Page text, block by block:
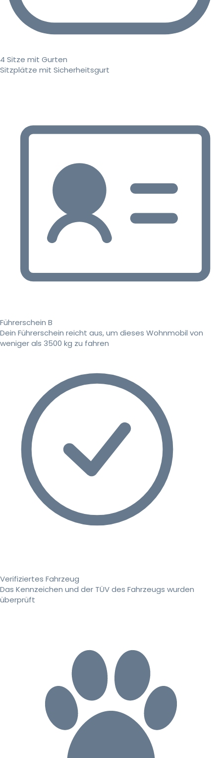
4 Sitze mit Gurten
Sitzplätze mit Sicherheitsgurt
Führerschein B
Dein Führerschein reicht aus, um dieses Wohnmobil von
weniger als 3500 kg zu fahren
Verifiziertes Fahrzeug
Das Kennzeichen und der TÜV des Fahrzeugs wurden
überprüft